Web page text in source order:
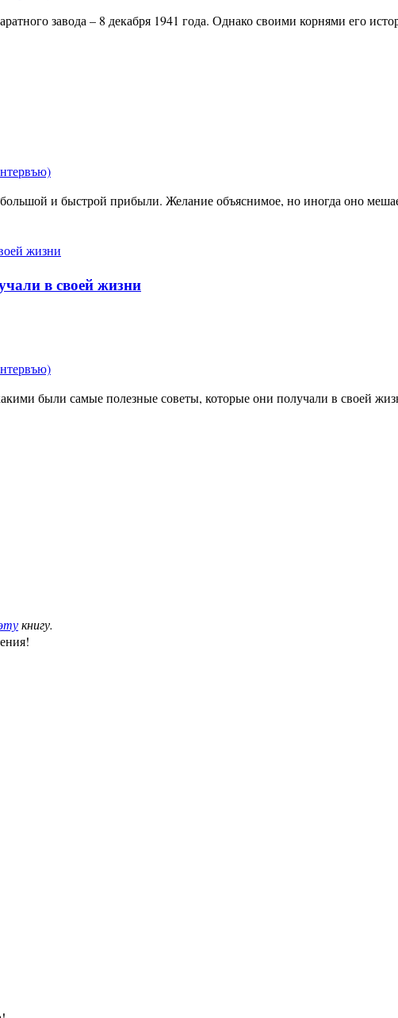
завода – 8 декабря 1941 года. Однако своими корнями его
и быстрой прибыли. Желание объяснимое, но иногда оно
в своей жизни
были самые полезные советы, которые они получали в своей
книгу.